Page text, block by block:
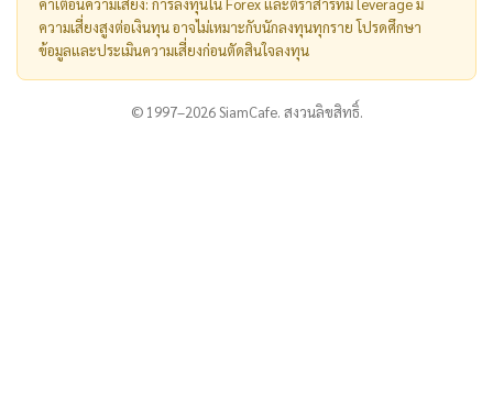
คำเตือนความเสี่ยง: การลงทุนใน Forex และตราสารที่มี leverage มี
ความเสี่ยงสูงต่อเงินทุน อาจไม่เหมาะกับนักลงทุนทุกราย โปรดศึกษา
ข้อมูลและประเมินความเสี่ยงก่อนตัดสินใจลงทุน
© 1997–2026 SiamCafe. สงวนลิขสิทธิ์.